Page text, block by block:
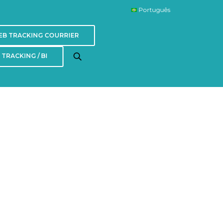
Português
TRACKING COURRIER
TRACKING / BI